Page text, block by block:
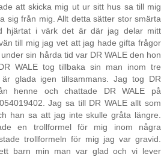
att skicka mig ut ur sitt hus sa till mig
sig från mig. Allt detta sätter stor smärta
hjärtat i värk det är där jag delar mitt
till mig jag vet att jag hade gifta frågor
sin hårda tid var DR WALE den hon
WALE tog tillbaka sin man inom tre
glada igen tillsammans. Jag tog DR
henne och chattade DR WALE på
Jag sa till DR WALE allt som
han sa att jag inte skulle gråta längre.
en trollformel för mig inom några
trollformeln för mig jag var gravid.
barn min man var glad och vi lever